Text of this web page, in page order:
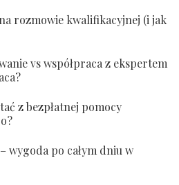
rozmowie kwalifikacyjnej (i jak
vs współpraca z ekspertem
z bezpłatnej pomocy
wygoda po całym dniu w